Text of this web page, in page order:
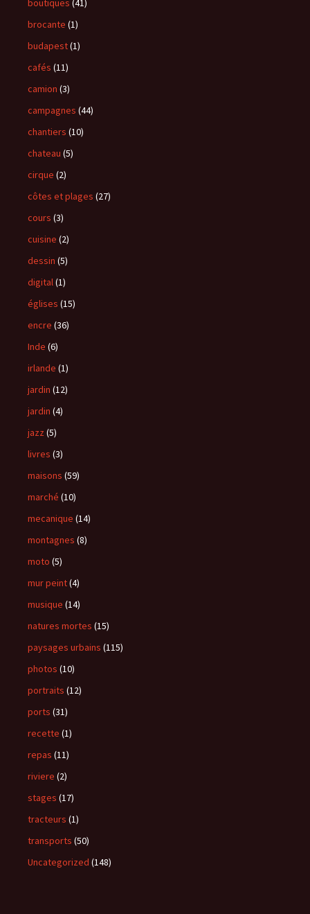
boutiques (41)
brocante (1)
budapest(1)
cafés (11)
camion (3)
campagnes (44)
chantiers (10)
chateau (5)
cirque (2)
côtes et plages (27)
cours (3)
cuisine (2)
dessin (5)
digital(1)
églises (15)
encre (36)
Inde (6)
irlande (1)
jardin (12)
jardin (4)
jazz (5)
livres (3)
maisons (59)
marché (10)
mecanique (14)
montagnes (8)
moto (5)
mur peint(4)
musique (14)
natures mortes (15)
paysages urbains (115)
photos (10)
portraits (12)
ports (31)
recette (1)
repas (11)
riviere (2)
stages (17)
tracteurs (1)
transports (50)
Uncategorized (148)